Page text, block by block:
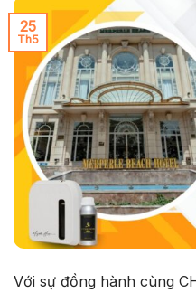
25
Th5
Với sự đồng hành cùng